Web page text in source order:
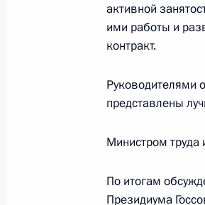
Разделы сайта
Президента
События
Видео и фото
активной
ими работы и
контракт.
Руководителями
представлены
Министром
По итогам
Президиума